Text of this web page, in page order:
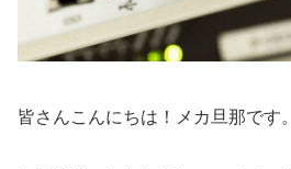
皆さんこんにちは！メカ旦那です。